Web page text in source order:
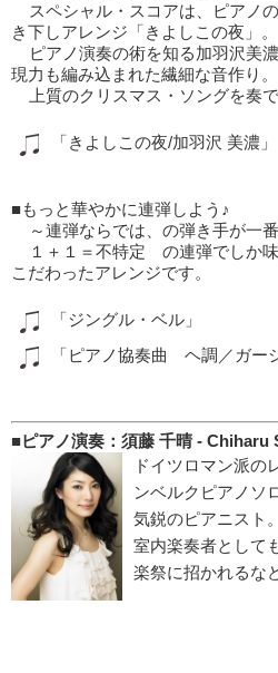
スペシャル・スコアは、ピアノ
き下しアレンジ「きよしこの夜」。
ピアノ演奏の術を知る加羽沢美
現力も編み込まれた繊細な音作り。
上質のクリスマス・ソングを奏で
「きよしこの夜/加羽沢 美濃」
■もっと華やかに連弾しよう♪
～連弾ならでは、の弾き手が一
１＋１＝不特定 の連弾でしか味
こだわったアレンジです。
「ジングル・ベル」
「ピアノ協奏曲 ヘ調／ガー
■ピアノ演奏：須藤 千晴 - Chiharu
ドイツロマン派の
ンベルクピアノソ
気鋭のピアニスト。
室内楽奏者として
楽祭に招かれるな